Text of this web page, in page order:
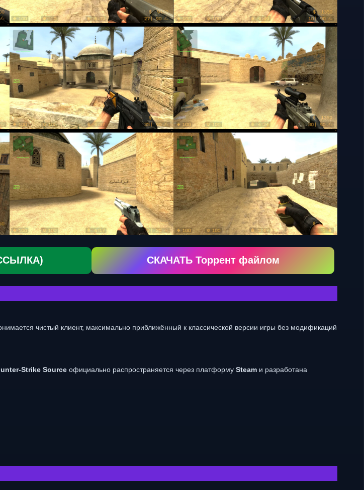
СКАЧАТЬ Торрент файлом
чистый клиент, максимально приближённый к классической версии игры без модификаций
Strike Sourceофициально распространяется через платформу Steamи разработана